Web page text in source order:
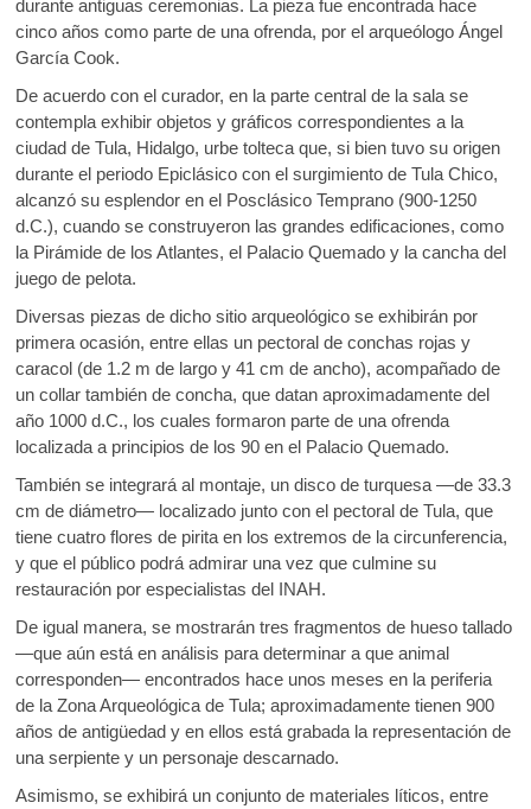
durante antiguas ceremonias. La pieza fue encontrada hace
cinco años como parte de una ofrenda, por el arqueólogo Ángel
García Cook.
De acuerdo con el curador, en la parte central de la sala se
contempla exhibir objetos y gráficos correspondientes a la
ciudad de Tula, Hidalgo, urbe tolteca que, si bien tuvo su origen
durante el periodo Epiclásico con el surgimiento de Tula Chico,
alcanzó su esplendor en el Posclásico Temprano (900-1250
d.C.), cuando se construyeron las grandes edificaciones, como
la Pirámide de los Atlantes, el Palacio Quemado y la cancha del
juego de pelota.
Diversas piezas de dicho sitio arqueológico se exhibirán por
primera ocasión, entre ellas un pectoral de conchas rojas y
caracol (de 1.2 m de largo y 41 cm de ancho), acompañado de
un collar también de concha, que datan aproximadamente del
año 1000 d.C., los cuales formaron parte de una ofrenda
localizada a principios de los 90 en el Palacio Quemado.
También se integrará al montaje, un disco de turquesa —de 33.3
cm de diámetro— localizado junto con el pectoral de Tula, que
tiene cuatro flores de pirita en los extremos de la circunferencia,
y que el público podrá admirar una vez que culmine su
restauración por especialistas del INAH.
De igual manera, se mostrarán tres fragmentos de hueso tallado
—que aún está en análisis para determinar a que animal
corresponden— encontrados hace unos meses en la periferia
de la Zona Arqueológica de Tula; aproximadamente tienen 900
años de antigüedad y en ellos está grabada la representación de
una serpiente y un personaje descarnado.
Asimismo, se exhibirá un conjunto de materiales líticos, entre